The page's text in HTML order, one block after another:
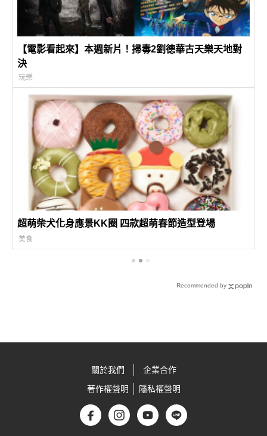
【電影看起來】本週新片！掃毒2劉德華古天樂天地對
決
玩樂
超萌柴犬化身應景KK圈 四款超萌春節造型登場
美食
Recommended by
關於我們
企業合作
著作權聲明
隱私權聲明